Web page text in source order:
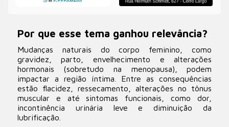
Por que esse tema ganhou relevância?
Mudanças naturais do corpo feminino, como
gravidez, parto, envelhecimento e alterações
hormonais (sobretudo na menopausa), podem
impactar a região íntima. Entre as consequências
estão flacidez, ressecamento, alterações no tônus
muscular e até sintomas funcionais, como dor,
incontinência urinária leve e diminuição da
lubrificação.